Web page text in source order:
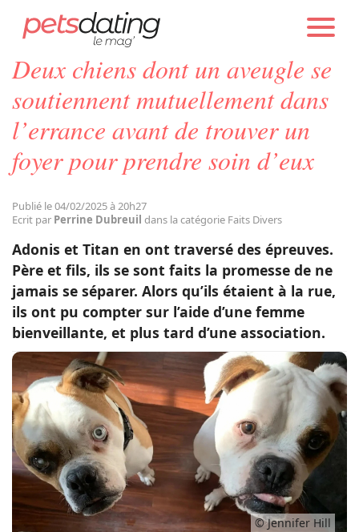
Chien
Chat
Sauvetages
Conso
PETS DATING ACTUALITÉS FAITS DIVERS
Deux chiens dont un aveugle se
soutiennent mutuellement dans
l’errance avant de trouver un
foyer pour prendre soin d’eux
Publié le 04/02/2025 à 20h27
Ecrit par Perrine Dubreuil dans la catégorie Faits Divers
Adonis et Titan en ont traversé des épreuves.
Père et fils, ils se sont faits la promesse de ne
jamais se séparer. Alors qu’ils étaient à la rue,
ils ont pu compter sur l’aide d’une femme
bienveillante, et plus tard d’une association.
© Jennifer Hill